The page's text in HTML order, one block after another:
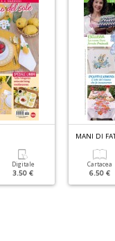
Digitale
3.50 €
MANI DI
Cartacea
6.50 €